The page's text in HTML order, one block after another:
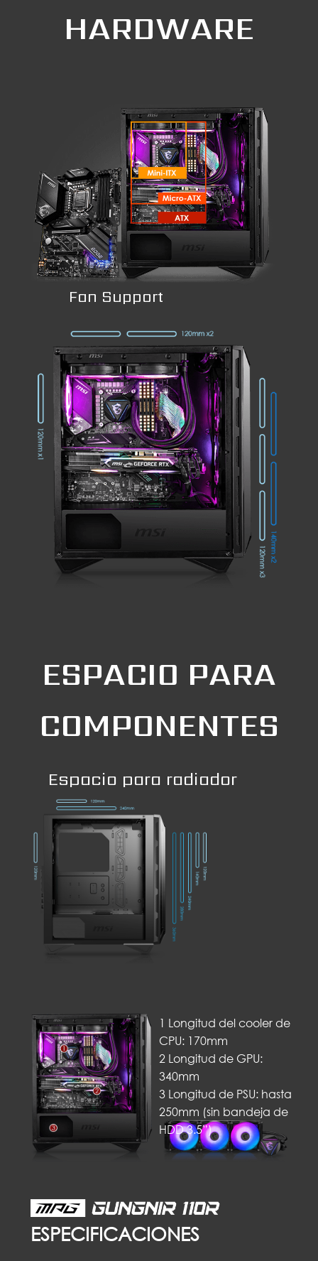
HARDWARE
Fan Support
ESPACIO PARA
COMPONENTES
Espacio para radiador
1 Longitud del cooler de
CPU: 170mm
2 Longitud de GPU:
340mm
3 Longitud de PSU: hasta
250mm (sin bandeja de
HDD 3.5”)
ESPECIFICACIONES